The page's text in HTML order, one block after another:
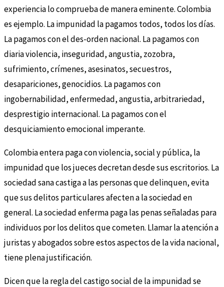
experiencia lo comprueba de manera eminente. Colombia
es ejemplo. La impunidad la pagamos todos, todos los días.
La pagamos con el des-orden nacional. La pagamos con
diaria violencia, inseguridad, angustia, zozobra,
sufrimiento, crímenes, asesinatos, secuestros,
desapariciones, genocidios. La pagamos con
ingobernabilidad, enfermedad, angustia, arbitrariedad,
desprestigio internacional. La pagamos con el
desquiciamiento emocional imperante.
Colombia entera paga con violencia, social y pública, la
impunidad que los jueces decretan desde sus escritorios. La
sociedad sana castiga a las personas que delinquen, evita
que sus delitos particulares afecten a la sociedad en
general. La sociedad enferma paga las penas señaladas para
individuos por los delitos que cometen. Llamar la atención a
juristas y abogados sobre estos aspectos de la vida nacional,
tiene plena justificación.
Dicen que la regla del castigo social de la impunidad se